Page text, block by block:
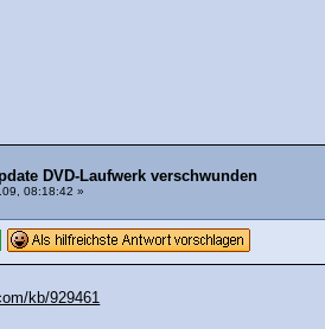
DVD-Laufwerk verschwunden
08:18:42 »
kb/929461